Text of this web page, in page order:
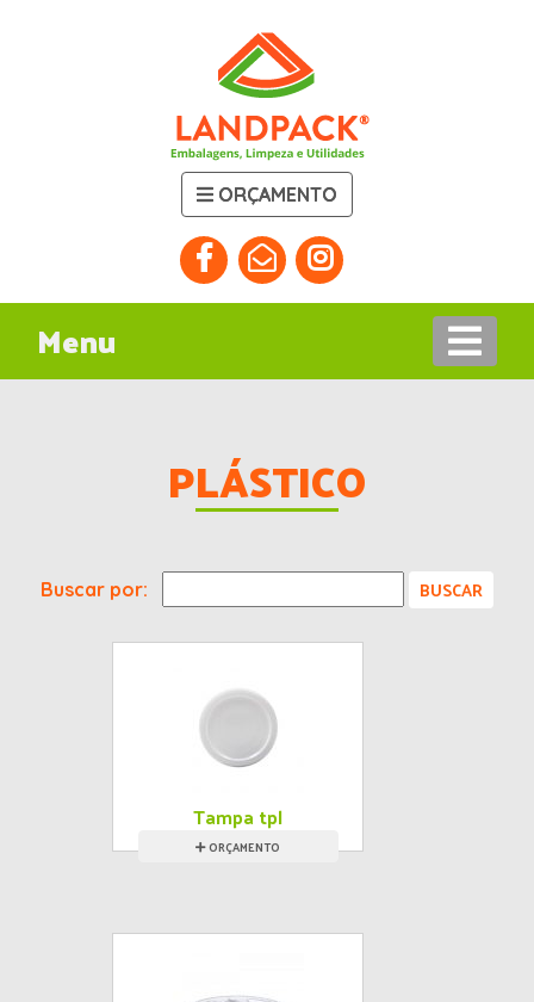
ORÇAMENTO
Menu
PLÁSTICO
Buscar por:
Tampa tpl
ORÇAMENTO